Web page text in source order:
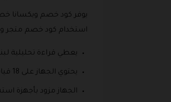
يوفر كود خصم ويكسانا
استخدام كود خصم متجر
يعطي قراءة تحليلية
يحتوي الجهاز على 18 قياس لمؤشر بنية الجسم.
الجهاز مزود بأجهزة